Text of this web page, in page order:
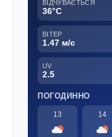
ВІДЧУВАЄТЬСЯ
36°C
ВІТЕР
1.47 м/с
UV
2.5
ПОГОДИННО
13 14